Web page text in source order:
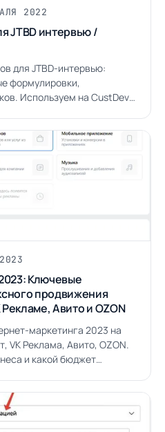
2022
JTBD интервью /
для JTBD-интервью:
формулировки,
Используем на CustDev-
Ключевые
продвижения
Авито и OZON
маркетинга 2023 на
VK Реклама, Авито, OZON.
и какой бюджет